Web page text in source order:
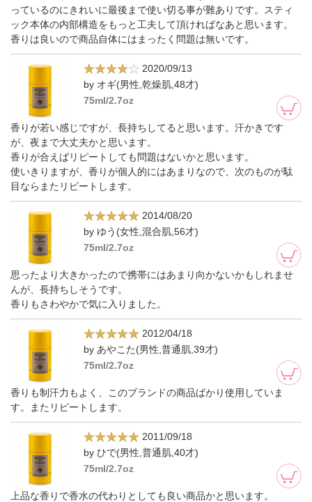
っているのにきれいに最後まで使い切る事が難ありです。スティ
ック本体の内部構造をもっと工夫して頂ければなあと思います。
香りは良いので商品自体にはまったく問題は無いです。
2020/09/13
by オギ(男性,乾燥肌,48才)
75ml/2.7oz
香りが若い感じですが、長持ちしてると思います。汗かきです
が、夜まで大丈夫かと思います。
香りが合えばリピートしても問題はないかと思います。
使いきりますが、香りが個人的にはあまりなので、次のものが駄
目ならまたリピートします。
2014/08/20
by ゆう(女性,混合肌,56才)
75ml/2.7oz
思ったより大きかったので携帯にはあまり向かないかもしれませ
んが、長持ちしそうです。
香りもさわやかで気に入りました。
2012/04/18
by あやこた(男性,普通肌,39才)
75ml/2.7oz
香りも制汗力もよく、このブランドの商品ばかり使用していま
す。またリピートします。
2011/09/18
by ひで(男性,普通肌,40才)
75ml/2.7oz
上品な香りで香水の代わりとしても良い商品かと思います。